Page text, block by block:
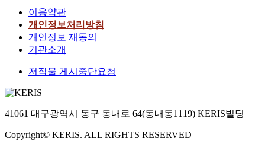
이용약관
개인정보처리방침
개인정보 재동의
기관소개
저작물 게시중단요청
41061 대구광역시 동구 동내로 64(동내동1119) KERIS빌딩
Copyright© KERIS. ALL RIGHTS RESERVED